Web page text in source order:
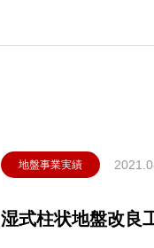
地盤事業実績
湿式柱状地盤改良